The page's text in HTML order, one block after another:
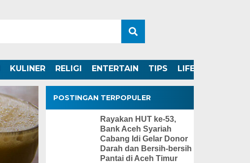
KULINER RELIGI ENTERTAIN TIPS LIFESTYLE
POSTINGAN TERPOPULER
Rayakan HUT ke-53,
Bank Aceh Syariah
Cabang Idi Gelar Donor
Darah dan Bersih-bersih
Pantai di Aceh Timur